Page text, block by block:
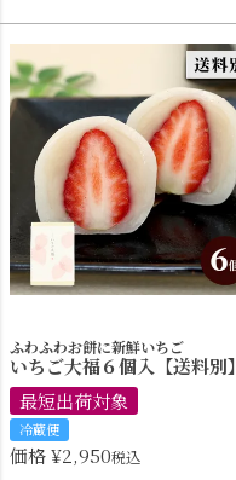
ふわふわお餅に新鮮いちご
いちご大福６個入【送料別】
最短出荷対象
冷蔵便
価格¥2,950税込